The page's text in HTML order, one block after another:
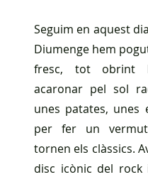
Seguim en aquest
Diumenge hem
fresc, tot obrint
acaronar pel sol
unes patates, unes
per fer un
tornen els clàssics.
disc icònic del